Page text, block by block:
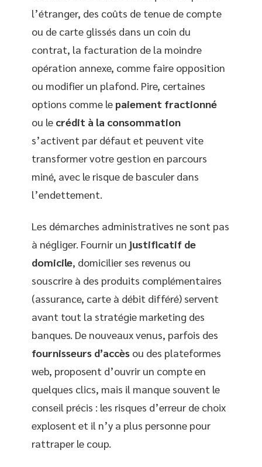
l’étranger, des coûts de tenue de compte
ou de carte glissés dans un coin du
contrat, la facturation de la moindre
opération annexe, comme faire opposition
ou modifier un plafond. Pire, certaines
options comme le paiement fractionné
ou le crédit à la consommation
s’activent par défaut et peuvent vite
transformer votre gestion en parcours
miné, avec le risque de basculer dans
l’endettement.
Les démarches administratives ne sont pas
à négliger. Fournir un justificatif de
domicile, domicilier ses revenus ou
souscrire à des produits complémentaires
(assurance, carte à débit différé) servent
avant tout la stratégie marketing des
banques. De nouveaux venus, parfois des
fournisseurs d’accès ou des plateformes
web, proposent d’ouvrir un compte en
quelques clics, mais il manque souvent le
conseil précis : les risques d’erreur de choix
explosent et il n’y a plus personne pour
rattraper le coup.